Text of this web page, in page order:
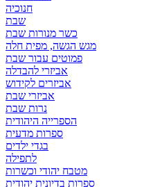
חנוכיה
שבת
כשר מנורות שבת
מגש הגשה, מפית חלה
פמוטים עבור שבת
אביזרי להבדלה
אביזרים לקידוש
אביזרי שבת
נרות שבת
הספרייה היהודית
ספרות מדעית
בגדי ילדים
לתפילה
מטבח יהודי וכשרות
ספרות בדיונית יהודית